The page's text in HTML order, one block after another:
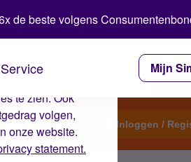
ervaring op de
te zien. Ook
volgen,
onze website.
statement.
de beste volgens
Service Mijn
Start een topic Inloggen /